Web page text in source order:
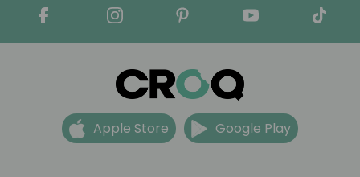
Apple Store Google Play